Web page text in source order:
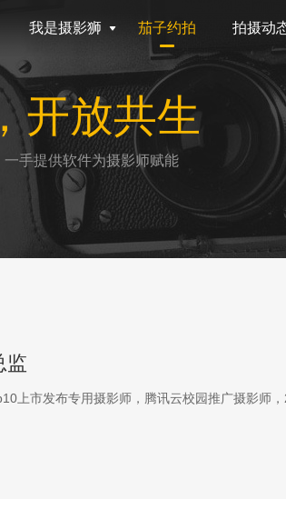
我是摄影狮 茄子约拍 拍摄动
开放共生
手提供软件为摄影师赋能
监
上市发布专用摄影师，腾讯云校园推广摄影师